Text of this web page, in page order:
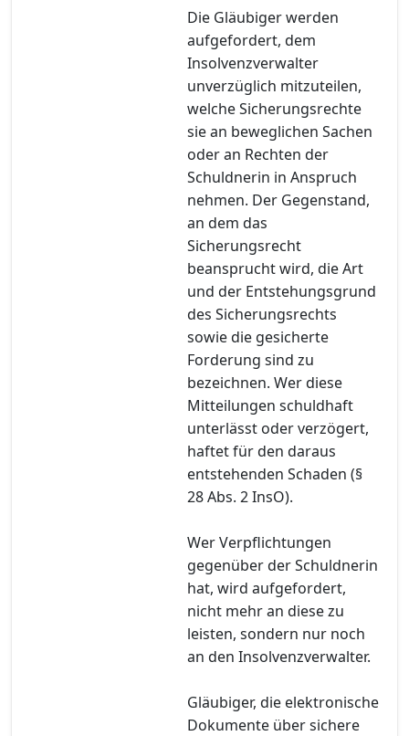
Die Gläubiger werden
aufgefordert, dem
Insolvenzverwalter
unverzüglich mitzuteilen,
welche Sicherungsrechte
sie an beweglichen Sachen
oder an Rechten der
Schuldnerin in Anspruch
nehmen. Der Gegenstand,
an dem das
Sicherungsrecht
beansprucht wird, die Art
und der Entstehungsgrund
des Sicherungsrechts
sowie die gesicherte
Forderung sind zu
bezeichnen. Wer diese
Mitteilungen schuldhaft
unterlässt oder verzögert,
haftet für den daraus
entstehenden Schaden (§
28 Abs. 2 InsO).
Wer Verpflichtungen
gegenüber der Schuldnerin
hat, wird aufgefordert,
nicht mehr an diese zu
leisten, sondern nur noch
an den Insolvenzverwalter.
Gläubiger, die elektronische
Dokumente über sichere